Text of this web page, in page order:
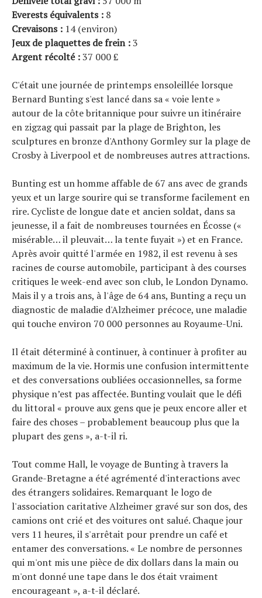
Everests équivalents : 8
Crevaisons : 14 (environ)
Jeux de plaquettes de frein :3
Argent récolté :37 000 £
C'était une journée de printemps ensoleillée lorsque
Bernard Bunting s'est lancé dans sa « voie lente »
autour de la côte britannique pour suivre un itinéraire
en zigzag qui passait par la plage de Brighton, les
sculptures en bronze d'Anthony Gormley sur la plage de
Crosby à Liverpool et de nombreuses autres attractions.
Bunting est un homme affable de 67 ans avec de grands
yeux et un large sourire qui se transforme facilement en
rire. Cycliste de longue date et ancien soldat, dans sa
jeunesse, il a fait de nombreuses tournées en Écosse («
misérable… il pleuvait… la tente fuyait ») et en France.
Après avoir quitté l'armée en 1982, il est revenu à ses
racines de course automobile, participant à des courses
critiques le week-end avec son club, le London Dynamo.
Mais il y a trois ans, à l'âge de 64 ans, Bunting a reçu un
diagnostic de maladie d'Alzheimer précoce, une maladie
qui touche environ 70 000 personnes au Royaume-Uni.
Il était déterminé à continuer, à continuer à profiter au
maximum de la vie. Hormis une confusion intermittente
et des conversations oubliées occasionnelles, sa forme
physique n’est pas affectée. Bunting voulait que le défi
du littoral « prouve aux gens que je peux encore aller et
faire des choses – probablement beaucoup plus que la
plupart des gens », a-t-il ri.
Tout comme Hall, le voyage de Bunting à travers la
Grande-Bretagne a été agrémenté d'interactions avec
des étrangers solidaires. Remarquant le logo de
l'association caritative Alzheimer gravé sur son dos, des
camions ont crié et des voitures ont salué. Chaque jour
vers 11 heures, il s'arrêtait pour prendre un café et
entamer des conversations. « Le nombre de personnes
qui m'ont mis une pièce de dix dollars dans la main ou
m'ont donné une tape dans le dos était vraiment
encourageant », a-t-il déclaré.